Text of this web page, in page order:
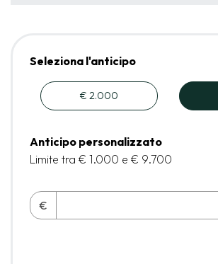
Seleziona l'anticipo
€ 2.000
Anticipo personalizzato
Limite tra € 1.000 e € 9.700
€